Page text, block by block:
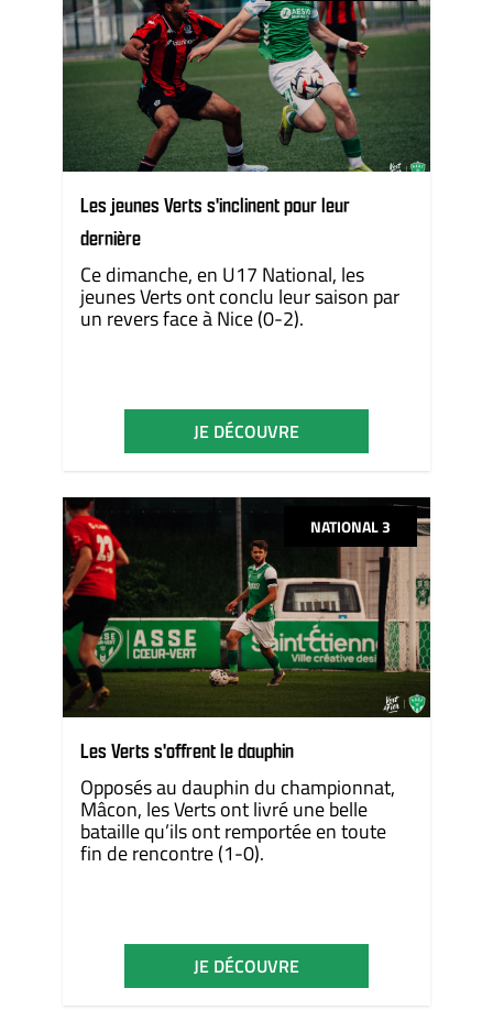
Les jeunes Verts s'inclinent pour leur
dernière
Ce dimanche, en U17 National, les
jeunes Verts ont conclu leur saison par
un revers face à Nice (0-2).
JE DÉCOUVRE
NATIONAL 3
Les Verts s'offrent le dauphin
Opposés au dauphin du championnat,
Mâcon, les Verts ont livré une belle
bataille qu’ils ont remportée en toute
fin de rencontre (1-0).
JE DÉCOUVRE